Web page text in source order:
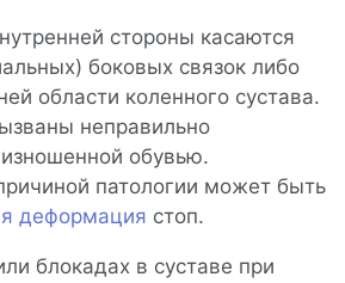
стороны касаются
боковых связок либо
области коленного сустава.
неправильно
обувью.
патологии может быть
деформация стоп.
блокадах в суставе при